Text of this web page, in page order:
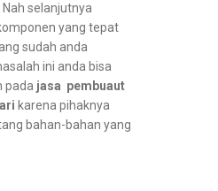
selanjutnya
yang tepat
sudah anda
ini anda bisa
pada jasa pembuaut
karena pihaknya
bahan-bahan yang